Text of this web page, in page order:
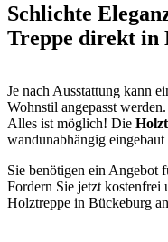
Schlichte
Treppe direkt in
Je nach Ausstattung kann
Wohnstil angepasst
Alles ist möglich! Die
wandunabhängig eingebaut
Sie benötigen ein Angebot
Fordern Sie jetzt
Holztreppe in Bückeburg